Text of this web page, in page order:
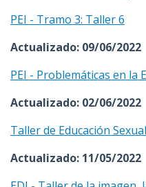
PEI - Tramo 3: Taller 6
Actualizado: 09/06/2022
PEI - Problemáticas en la
Actualizado: 02/06/2022
Taller de Educación
Actualizado: 11/05/2022